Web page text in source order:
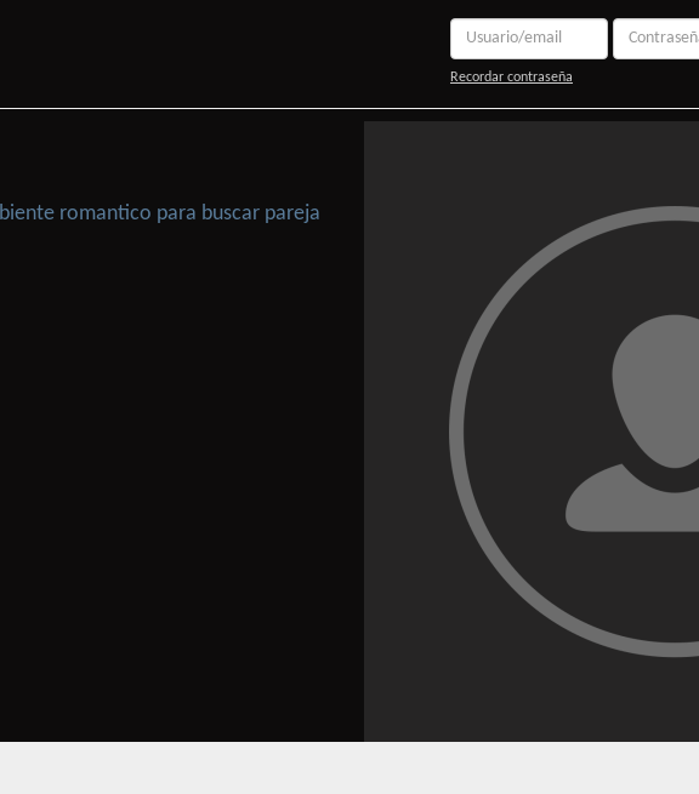
Recordar contraseña
romantico para buscar pareja